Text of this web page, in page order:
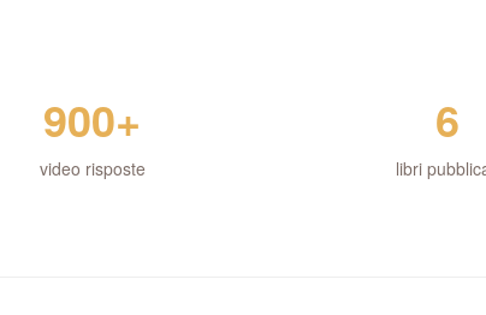
900+
video risposte
6
libri